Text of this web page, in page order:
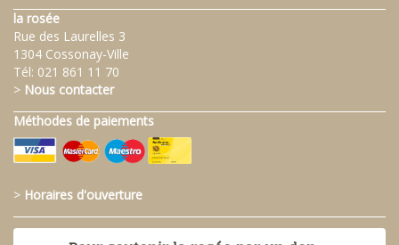
la rosée
Rue des Laurelles 3
1304 Cossonay-Ville
Tél: 021 861 11 70
> Nous contacter
Méthodes de paiements
> Horaires d'ouverture